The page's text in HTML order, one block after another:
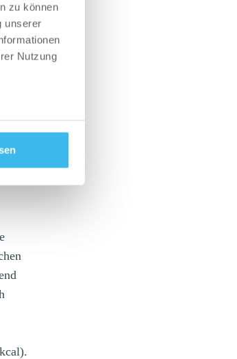
zu können
unserer
Nutzung
auf